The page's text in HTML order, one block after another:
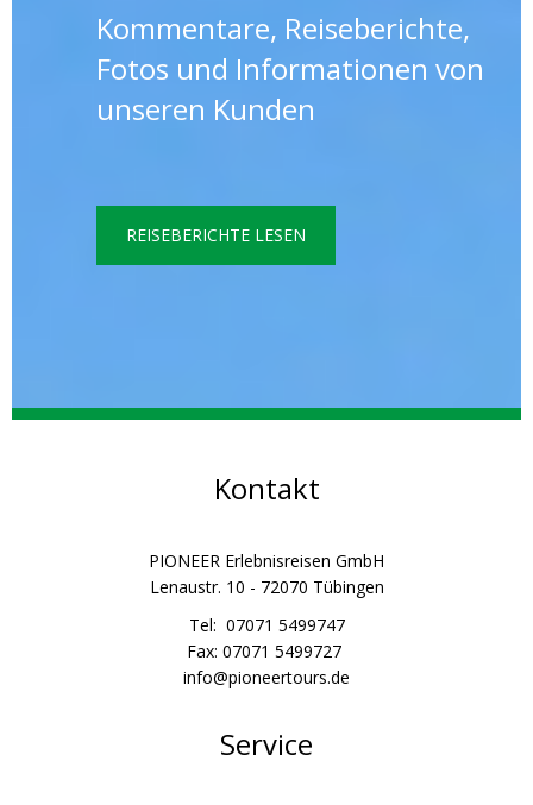
Kommentare, Reiseberichte,
Fotos und Informationen von
unseren Kunden
REISEBERICHTE LESEN
Kontakt
PIONEER Erlebnisreisen GmbH
Lenaustr. 10 - 72070 Tübingen
Tel: 07071 5499747
Fax: 07071 5499727
info@pioneertours.de
Service